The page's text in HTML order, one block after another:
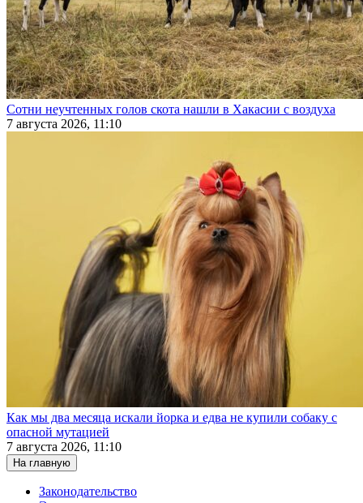
Сотни неучтенных голов скота нашли в Хакасии с воздуха
7 августа 2026, 11:10
Как мы два месяца искали йорка и едва не купили собаку с
опасной мутацией
7 августа 2026, 11:10
На главную
Законодательство